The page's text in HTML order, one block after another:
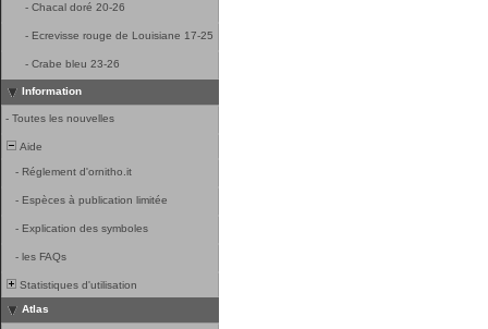
- Chacal doré 20-26
- Ecrevisse rouge de Louisiane 17-25
- Crabe bleu 23-26
Information
- Toutes les nouvelles
Aide
- Réglement d'ornitho.it
- Espèces à publication limitée
- Explication des symboles
- les FAQs
Statistiques d'utilisation
Atlas